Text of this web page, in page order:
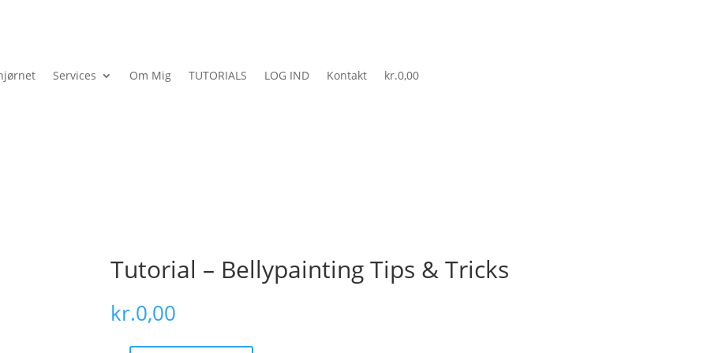
Services Om Mig TUTORIALS LOG IND Kontakt kr.0,00
Tutorial – Bellypainting Tips & Tricks
kr.0,00